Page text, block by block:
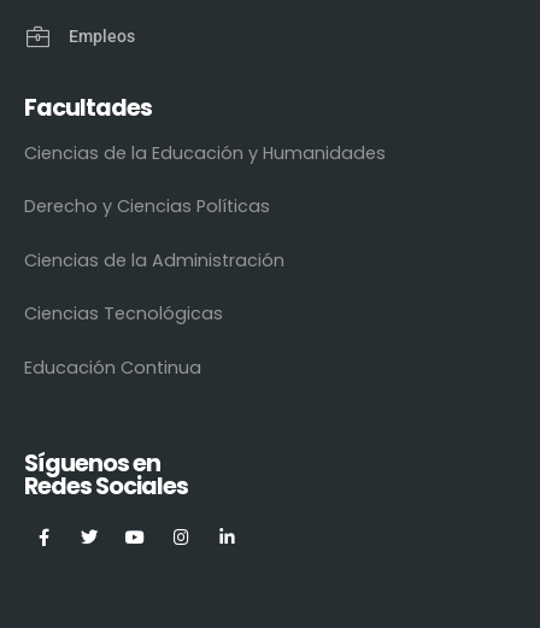
Empleos
Facultades
Ciencias de la Educación y Humanidades
Derecho y Ciencias Políticas
Ciencias de la Administración
Ciencias Tecnológicas
Educación Continua
Síguenos en
Redes Sociales